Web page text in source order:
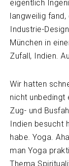
eigentlich
langweilig
Industrie-
München in
Zufall, Indien.
Wir hatten
nicht unbedingt
Zug- und
Indien besucht
habe. Yoga.
man Yoga
Thema